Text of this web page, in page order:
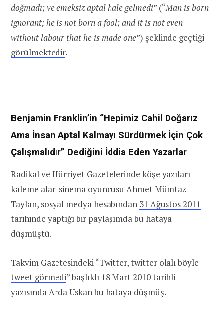
doğmadı; ve emeksiz aptal hale gelmedi” (“Man is born
ignorant; he is not born a fool; and it is not even
without labour that he is made one”) şeklinde geçtiği
görülmektedir.
Benjamin Franklin’in “Hepimiz Cahil Doğarız
Ama İnsan Aptal Kalmayı Sürdürmek İçin Çok
Çalışmalıdır” Dediğini İddia Eden Yazarlar
Radikal ve Hürriyet Gazetelerinde köşe yazıları
kaleme alan sinema oyuncusu Ahmet Mümtaz
Taylan, sosyal medya hesabından 31 Ağustos 2011
tarihinde yaptığı bir paylaşımda bu hataya
düşmüştü.
Takvim Gazetesindeki “Twitter, twitter olalı böyle
tweet görmedi” başlıklı 18 Mart 2010 tarihli
yazısında Arda Uskan bu hataya düşmüş.